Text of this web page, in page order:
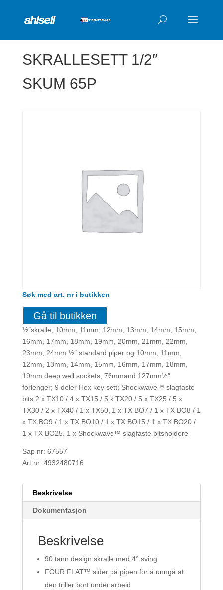
SKRALLESETT 1/2″
SKUM 65P
Søk med art. nr i butikken
Gå til butikken
½″skralle; 10mm, 11mm, 12mm, 13mm, 14mm, 15mm,
16mm, 17mm, 18mm, 19mm, 20mm, 21mm, 22mm,
23mm, 24mm ½″ standard piper og 10mm, 11mm,
12mm, 13mm, 14mm, 15mm, 16mm, 17mm, 18mm,
19mm deep well sockets; 76mmand 127mm½″
forlenger; 9 deler Hex key sett; Shockwave™ slagfaste
bits 2 x TX10 / 4 x TX15 / 5 x TX20 / 5 x TX25 / 5 x
TX30 / 2 x TX40 / 1 x TX50, 1 x TX BO7 / 1 x TX BO8 / 1
x TX BO9 / 1 x TX BO10 / 1 x TX BO15 / 1 x TX BO20 /
1 x TX BO25. 1 x Shockwave™ slagfaste bitsholdere
Sap nr: 67557
Art.nr: 4932480716
Beskrivelse
Dokumentasjon
Beskrivelse
90 tann design skralle med 4° sving
FOUR FLAT™ sider på pipen for å unngå at
den triller bort under arbeid